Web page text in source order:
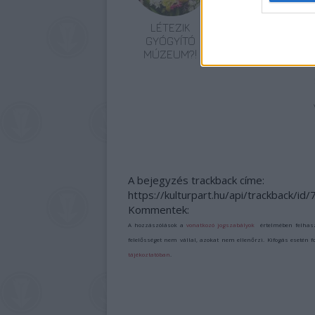
LÉTEZIK
GYÓGYÍTÓ
MÚZEUM?!
A bejegyzés trackback címe:
https://kulturpart.hu/api/trackback/id/
Kommentek:
A hozzászólások avonatkozó jogszabályok értelmében
felelősséget nem vállal, azokat nem ellenőrzi. Kifogás esetén
tájékoztatóban